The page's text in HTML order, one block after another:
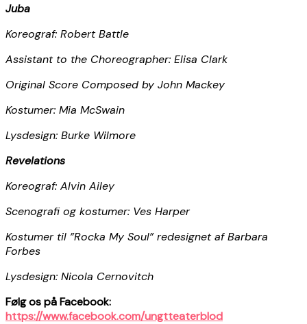
Juba
Koreograf: Robert Battle
Assistant to the Choreographer: Elisa Clark
Original Score Composed by John Mackey
Kostumer: Mia McSwain
Lysdesign: Burke Wilmore
Revelations
Koreograf: Alvin Ailey
Scenografi og kostumer: Ves Harper
Kostumer til ”Rocka My Soul” redesignet af Barbara
Forbes
Lysdesign: Nicola Cernovitch
Følg os på Facebook:
https://www.facebook.com/ungtteaterblod